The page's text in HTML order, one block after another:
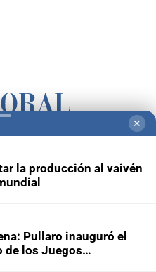
SF Puerto Negocios
✕
la producción al vaivén
Pullaro inauguró el
de los Juegos